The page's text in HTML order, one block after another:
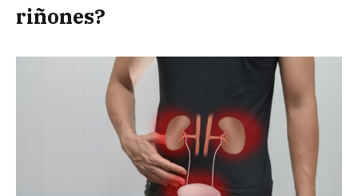
riñones?